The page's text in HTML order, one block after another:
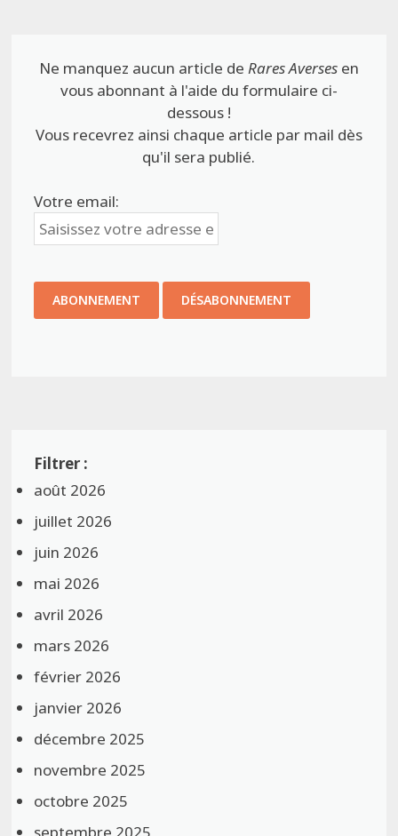
Ne manquez aucun article de Rares Aversesen
vous abonnant à l'aide du formulaire ci-
dessous !
Vous recevrez ainsi chaque article par mail dès
qu'il sera publié.
Votre email:
août 2026
juillet 2026
juin 2026
mai 2026
avril 2026
mars 2026
février 2026
janvier 2026
décembre 2025
novembre 2025
octobre 2025